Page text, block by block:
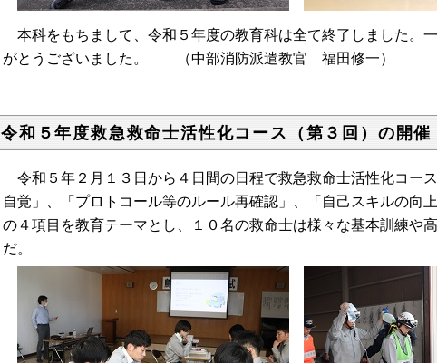
本科をもちまして、令和５年度の教育科は全て終了しました。
がとうございました。 （中部消防派遣教官 福田修一）
令和５年度救急救命士活性化コース（第３回）の開催
令和５年２月１３日から４日間の日程で救急救命士活性化コー
自覚」、「プロトコール等のルール再確認」、「自己スキルの向
の４項目を教育テーマとし、１０名の救命士は様々な基本訓練や
だ。